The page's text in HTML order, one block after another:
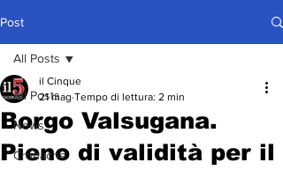
Post
All Posts
News
Cronache
All Posts
Borgo Valsugana.
Pieno di validità per il
il Cinque
21 mag Tempo di lettura: 2 min